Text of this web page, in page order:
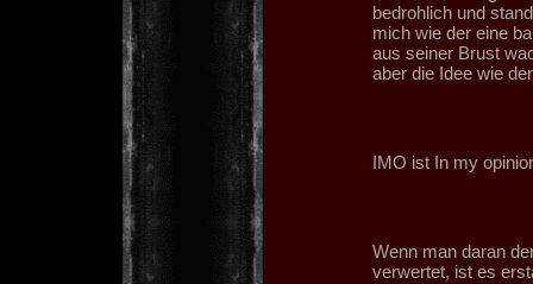
bedrohlich und
mich wie der eine
aus seiner Brust
aber die Idee wie
IMO ist In my
Wenn man daran
verwertet, ist es